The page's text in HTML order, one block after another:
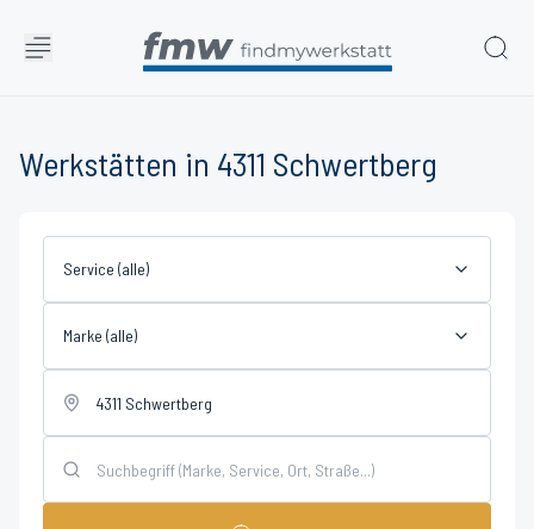
Werkstätten in 4311 Schwertberg
Service (alle)
Marke (alle)